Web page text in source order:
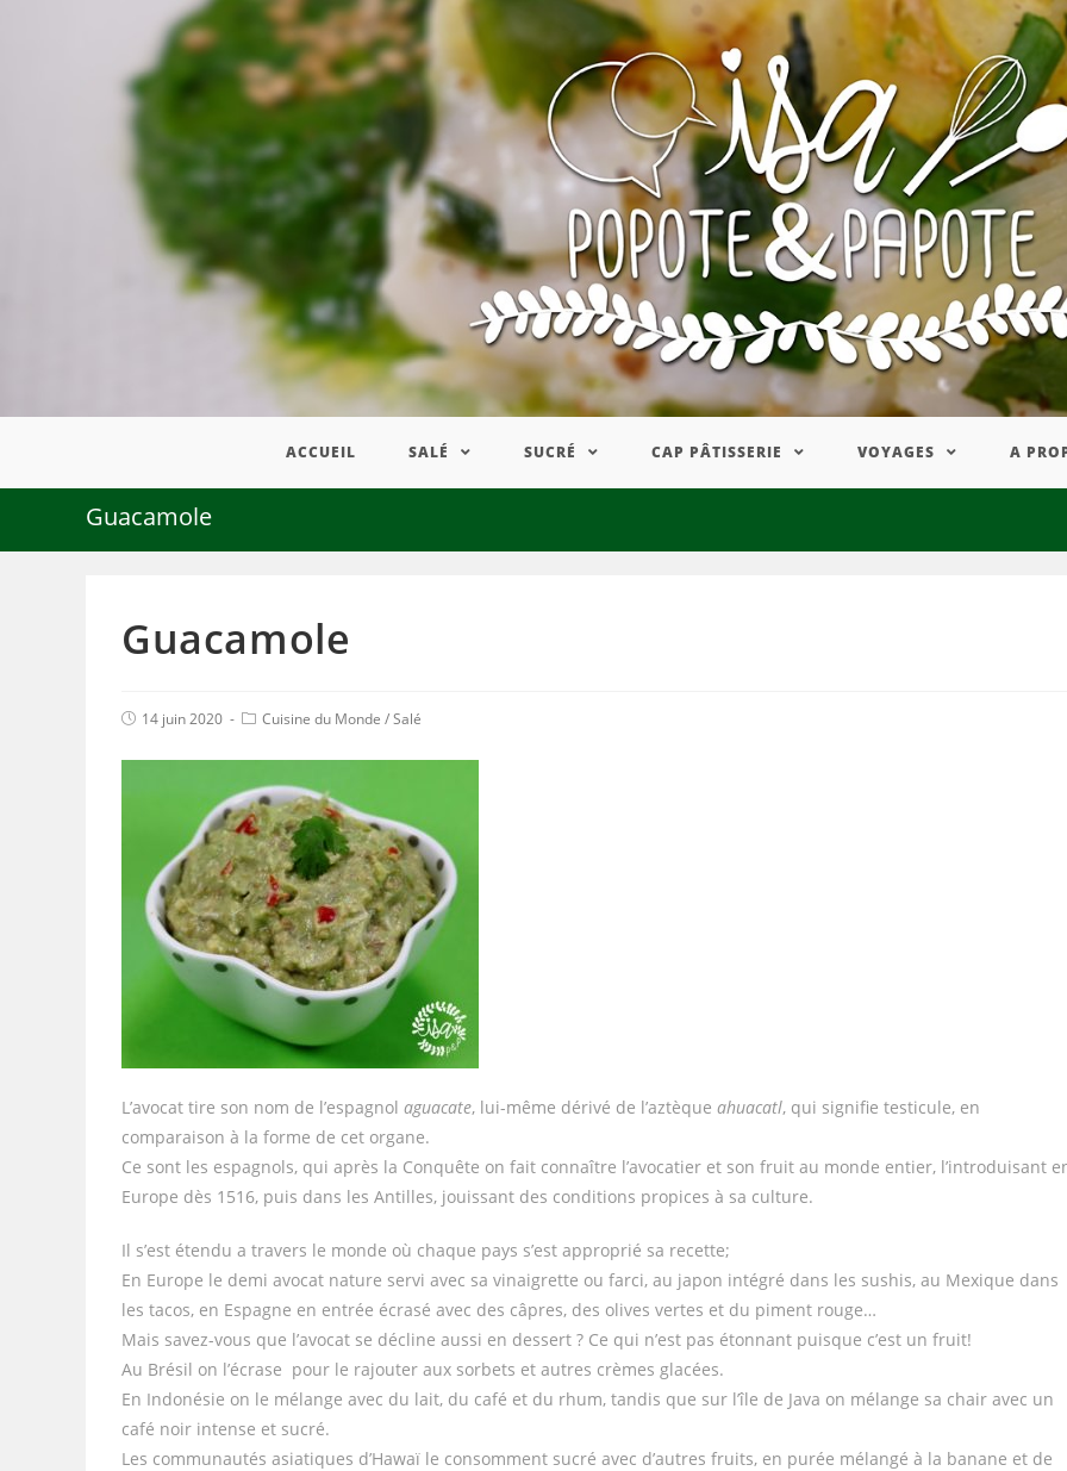
ACCUEIL SALÉ SUCRÉ CAP PÂTISSERIE VOYAGES A
Guacamole
Guacamole
14 juin 2020 Cuisine du Monde /Salé
L’avocat tire son nom de l’espagnol aguacate, lui-même dérivé de l’aztèque ahuacatl, qui signifie testicule, en
comparaison à la forme de cet organe.
Ce sont les espagnols, qui après la Conquête on fait connaître l’avocatier et son fruit au monde entier, l’introduisant
Europe dès 1516, puis dans les Antilles, jouissant des conditions propices à sa culture.
Il s’est étendu a travers le monde où chaque pays s’est approprié sa recette;
En Europe le demi avocat nature servi avec sa vinaigrette ou farci, au japon intégré dans les sushis, au Mexique dans
les tacos, en Espagne en entrée écrasé avec des câpres, des olives vertes et du piment rouge…
Mais savez-vous que l’avocat se décline aussi en dessert ? Ce qui n’est pas étonnant puisque c’est un fruit!
Au Brésil on l’écrase pour le rajouter aux sorbets et autres crèmes glacées.
En Indonésie on le mélange avec du lait, du café et du rhum, tandis que sur l’île de Java on mélange sa chair avec un
café noir intense et sucré.
Les communautés asiatiques d’Hawaï le consomment sucré avec d’autres fruits, en purée mélangé à la banane et de